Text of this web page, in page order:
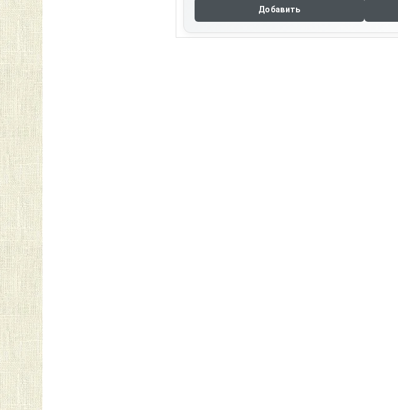
Добавить